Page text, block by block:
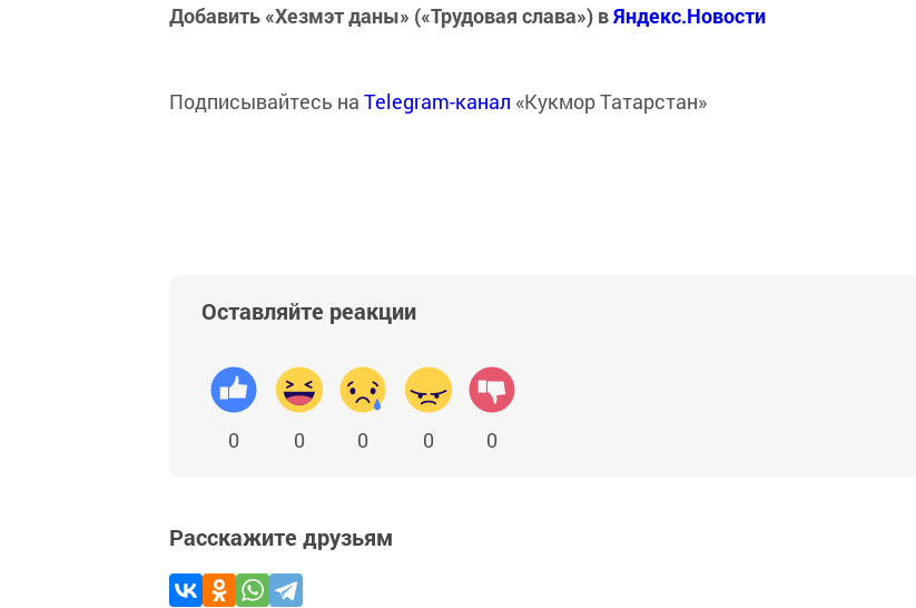
Добавить «Хезмэт даны» («Трудовая слава») вЯндекс.Новости
Подписывайтесь на Telegram-канал «Кукмор Татарстан»
Оставляйте реакции
0 0 0 0 0
Расскажите друзьям